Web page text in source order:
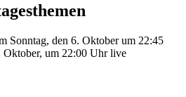
Sonntag, den 6. Oktober um 22:45
um 22:00 Uhr live